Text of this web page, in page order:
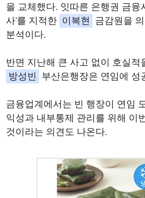
을 교체했다. 잇따른 은행권 금융
사'를 지적한 이복현
금감원을
분석이다.
반면 지난해 큰 사고 없이 호실적
방성빈
부산은행장은 연임에 성
금융업계에서는 빈 행장이 연임
익성과 내부통제 관리를 위해 이
것이라는 의견도 나온다.